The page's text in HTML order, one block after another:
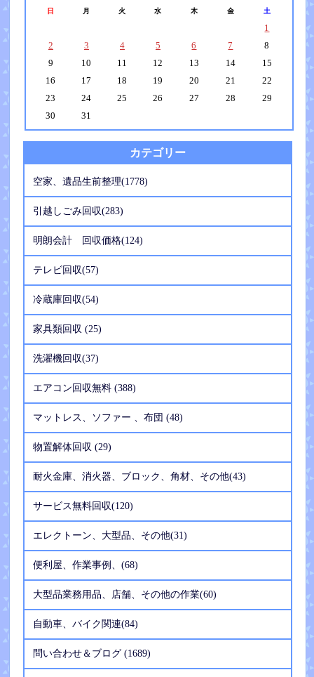
日 月 火 水 木 金 土
1
2
3 4 5 6 7
8
9
10 11 12 13 14
15
16
17 18 19 20 21
22
23
24 25 26 27 28
29
30
31
カテゴリー
空家、遺品生前整理(1778)
引越しごみ回収(283)
明朗会計 回収価格(124)
テレビ回収(57)
冷蔵庫回収(54)
家具類回収 (25)
洗濯機回収(37)
エアコン回収無料 (388)
マットレス、ソファー 、布団 (48)
物置解体回収 (29)
耐火金庫、消火器、ブロック、角材、その他(43)
サービス無料回収(120)
エレクトーン、大型品、その他(31)
便利屋、作業事例、(68)
大型品業務用品、店舗、その他の作業(60)
自動車、バイク関連(84)
問い合わせ＆ブログ (1689)